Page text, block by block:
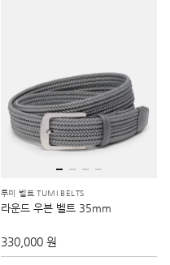
투미 벨트 TUMI BELTS
라운드 우븐 벨트 35mm
330,000 원